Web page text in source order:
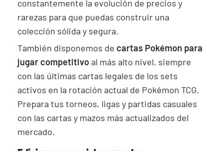
constantemente la evolución de precios y
rarezas para que puedas construir una
colección sólida y segura.
También disponemos de cartas Pokémon para
jugar competitivo al más alto nivel, siempre
con las últimas cartas legales de los sets
activos en la rotación actual de Pokémon TCG.
Prepara tus torneos, ligas y partidas casuales
con las cartas y mazos más actualizados del
mercado.